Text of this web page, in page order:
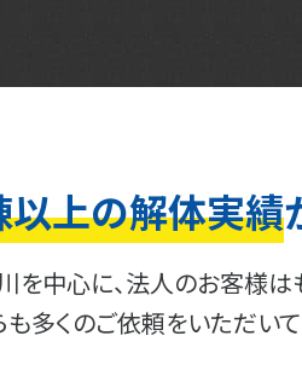
上の解体実績
を中心に、法人のお客様は
多くのご依頼をいただいて